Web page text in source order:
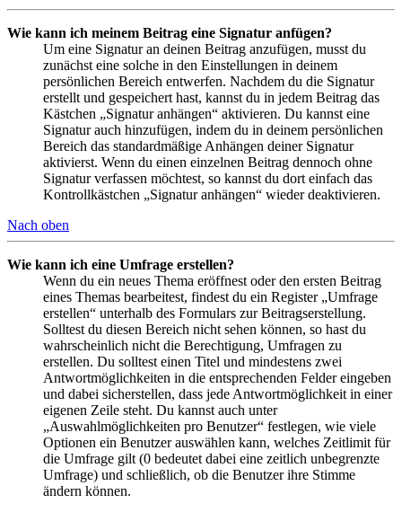
Wie kann ich meinem Beitrag eine Signatur anfügen?
Um eine Signatur an deinen Beitrag anzufügen, musst du
zunächst eine solche in den Einstellungen in deinem
persönlichen Bereich entwerfen. Nachdem du die Signatur
erstellt und gespeichert hast, kannst du in jedem Beitrag das
Kästchen „Signatur anhängen“ aktivieren. Du kannst eine
Signatur auch hinzufügen, indem du in deinem persönlichen
Bereich das standardmäßige Anhängen deiner Signatur
aktivierst. Wenn du einen einzelnen Beitrag dennoch ohne
Signatur verfassen möchtest, so kannst du dort einfach das
Kontrollkästchen „Signatur anhängen“ wieder deaktivieren.
Nach oben
Wie kann ich eine Umfrage erstellen?
Wenn du ein neues Thema eröffnest oder den ersten Beitrag
eines Themas bearbeitest, findest du ein Register „Umfrage
erstellen“ unterhalb des Formulars zur Beitragserstellung.
Solltest du diesen Bereich nicht sehen können, so hast du
wahrscheinlich nicht die Berechtigung, Umfragen zu
erstellen. Du solltest einen Titel und mindestens zwei
Antwortmöglichkeiten in die entsprechenden Felder eingeben
und dabei sicherstellen, dass jede Antwortmöglichkeit in einer
eigenen Zeile steht. Du kannst auch unter
„Auswahlmöglichkeiten pro Benutzer“ festlegen, wie viele
Optionen ein Benutzer auswählen kann, welches Zeitlimit für
die Umfrage gilt (0 bedeutet dabei eine zeitlich unbegrenzte
Umfrage) und schließlich, ob die Benutzer ihre Stimme
ändern können.